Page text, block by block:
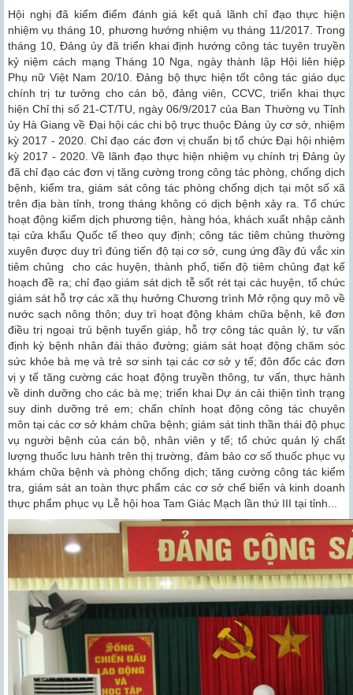
Hội nghị đã kiểm điểm đánh giá kết quả lãnh chỉ đạo thực hiện
nhiệm vụ tháng 10, phương hướng nhiệm vụ tháng 11/2017. Trong
tháng 10, Đảng ủy đã triển khai định hướng công tác tuyên truyền
kỷ niệm cách mạng Tháng 10 Nga, ngày thành lập Hội liên hiệp
Phụ nữ Việt Nam 20/10. Đảng bộ thực hiện tốt công tác giáo dục
chính trị tư tưởng cho cán bộ, đảng viên, CCVC, triển khai thực
hiện Chỉ thị số 21-CT/TU, ngày 06/9/2017 của Ban Thường vụ Tỉnh
ủy Hà Giang về Đại hội các chi bộ trực thuộc Đảng ủy cơ sở, nhiệm
kỳ 2017 - 2020. Chỉ đạo các đơn vị chuẩn bị tổ chức Đại hội nhiệm
kỳ 2017 - 2020. Về lãnh đạo thực hiện nhiệm vụ chính trị Đảng ủy
đã chỉ đạo các đơn vị tăng cường trong công tác phòng, chống dịch
bệnh, kiểm tra, giám sát công tác phòng chống dịch tại một số xã
trên địa bàn tỉnh, trong tháng không có dịch bệnh xảy ra. Tổ chức
hoạt động kiểm dịch phương tiện, hàng hóa, khách xuất nhập cảnh
tại cửa khẩu Quốc tế theo quy định; công tác tiêm chủng thường
xuyên được duy trì đúng tiến độ tại cơ sở, cung ứng đầy đủ vắc xin
tiêm chủng cho các huyện, thành phố, tiến độ tiêm chủng đạt kế
hoạch đề ra; chỉ đạo giám sát dịch tễ sốt rét tại các huyện, tổ chức
giám sát hỗ trợ các xã thụ hưởng Chương trình Mở rộng quy mô về
nước sạch nông thôn; duy trì hoạt động khám chữa bệnh, kê đơn
điều trị ngoại trú bệnh tuyến giáp, hỗ trợ công tác quản lý, tư vấn
định kỳ bệnh nhân đái tháo đường; giám sát hoạt động chăm sóc
sức khỏe bà mẹ và trẻ sơ sinh tại các cơ sở y tế; đôn đốc các đơn
vị y tế tăng cường các hoạt động truyền thông, tư vấn, thực hành
về dinh dưỡng cho các bà mẹ; triển khai Dự án cải thiện tình trạng
suy dinh dưỡng trẻ em; chấn chỉnh hoạt động công tác chuyên
môn tại các cơ sở khám chữa bệnh; giám sát tinh thần thái độ phục
vụ người bệnh của cán bộ, nhân viên y tế; tổ chức quản lý chất
lượng thuốc lưu hành trên thị trường, đảm bảo cơ số thuốc phục vụ
khám chữa bệnh và phòng chống dịch; tăng cường công tác kiểm
tra, giám sát an toàn thực phẩm các cơ sở chế biến và kinh doanh
thực phẩm phục vụ Lễ hội hoa Tam Giác Mạch lần thứ III tại tỉnh...